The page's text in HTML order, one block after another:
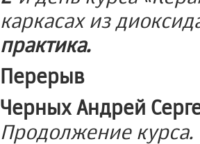
каркасах из
практика.
Перерыв
Черных Андрей
Продолжение курса.